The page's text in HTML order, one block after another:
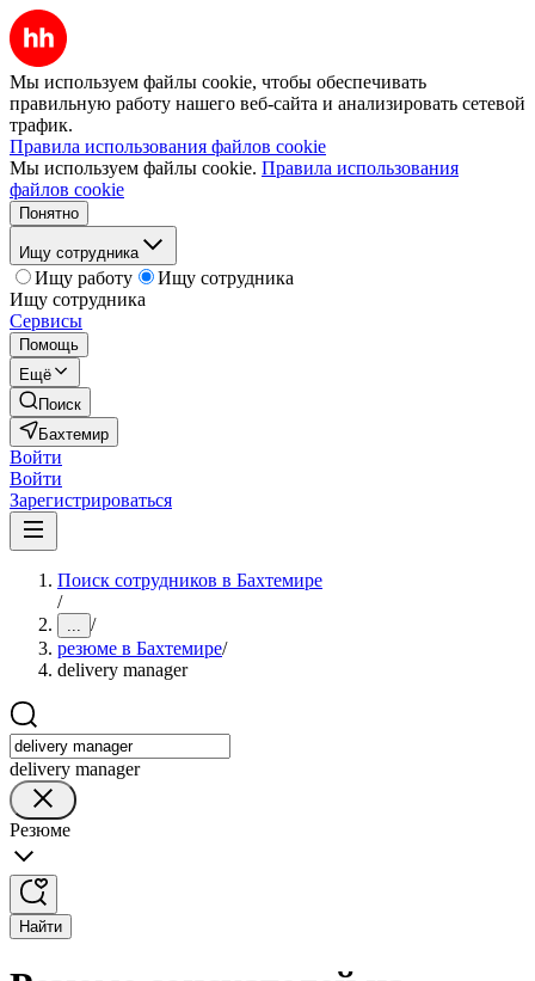
Мы используем файлы cookie, чтобы обеспечивать
правильную работу нашего веб-сайта и анализировать сетевой
трафик.
Правила использования файлов cookie
Мы используем файлы cookie. Правила использования
файлов cookie
Понятно
Ищу сотрудника
Ищу работу
Ищу сотрудника
Ищу сотрудника
Сервисы
Помощь
Ещё
Поиск
Бахтемир
Войти
Войти
Зарегистрироваться
Поиск сотрудников в Бахтемире
/
... /
резюме в Бахтемире/
delivery manager
delivery manager
Резюме
Найти